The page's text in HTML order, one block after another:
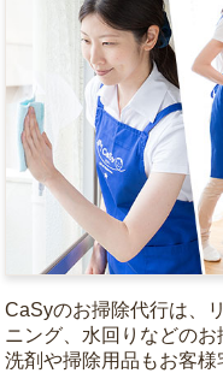
CaSyのお掃除代行は、
ニング、水回りなどのお
洗剤や掃除用品もお客